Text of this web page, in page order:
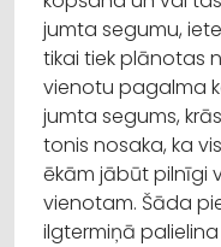
jumta segumu,
tikai tiek plānotas
vienotu pagalma
jumta segums,
tonis nosaka, ka
ēkām jābūt pilnīgi
vienotam. Šāda
ilgtermiņā